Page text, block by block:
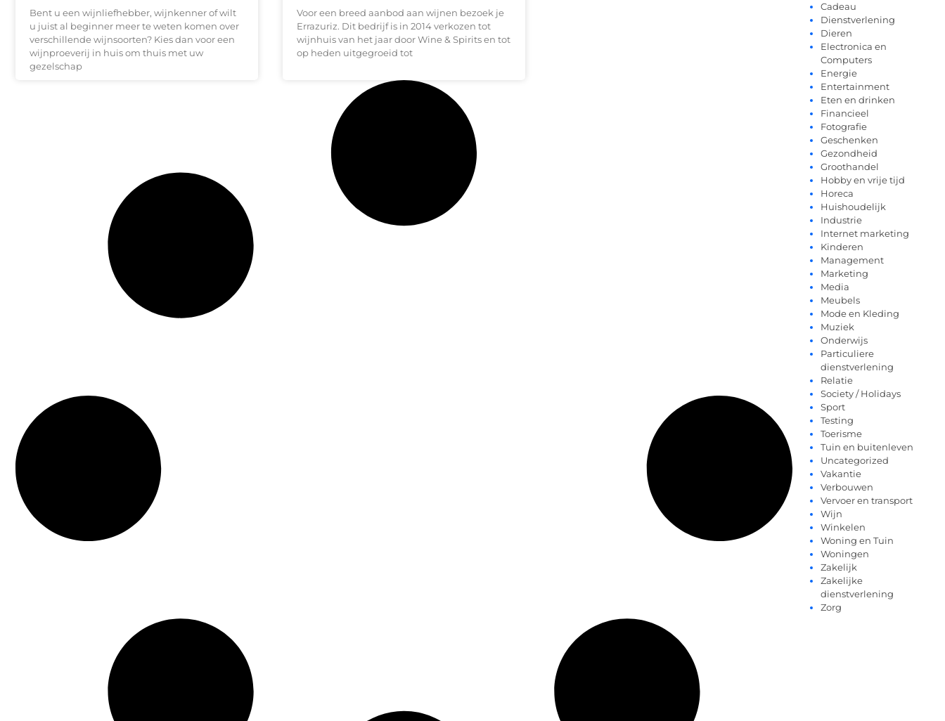
Bent u een wijnliefhebber, wijnkenner of wilt
u juist al beginner meer te weten komen over
verschillende wijnsoorten? Kies dan voor een
wijnproeverij in huis om thuis met uw
gezelschap
Voor een breed aanbod aan wijnen bezoek je
Errazuriz. Dit bedrijf is in 2014 verkozen tot
wijnhuis van het jaar door Wine & Spirits en tot
op heden uitgegroeid tot
Cadeau
Dienstverlening
Dieren
Electronica en
Computers
Energie
Entertainment
Eten en drinken
Financieel
Fotografie
Geschenken
Gezondheid
Groothandel
Hobby en vrije tijd
Horeca
Huishoudelijk
Industrie
Internet marketing
Kinderen
Management
Marketing
Media
Meubels
Mode en Kleding
Muziek
Onderwijs
Particuliere
dienstverlening
Relatie
Society / Holidays
Sport
Testing
Toerisme
Tuin en buitenleven
Uncategorized
Vakantie
Verbouwen
Vervoer en transport
Wijn
Winkelen
Woning en Tuin
Woningen
Zakelijk
Zakelijke
dienstverlening
Zorg